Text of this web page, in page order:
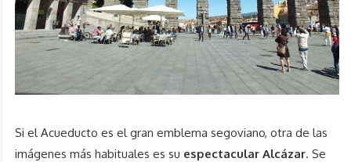
Si el Acueducto es el gran emblema segoviano, otra de las
imágenes más habituales es su espectacular Alcázar. Se